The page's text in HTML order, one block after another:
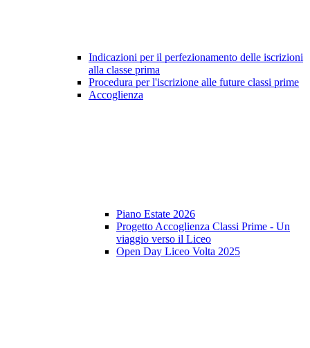
Indicazioni per il perfezionamento delle iscrizioni
alla classe prima
Procedura per l'iscrizione alle future classi prime
Accoglienza
Piano Estate 2026
Progetto Accoglienza Classi Prime - Un
viaggio verso il Liceo
Open Day Liceo Volta 2025